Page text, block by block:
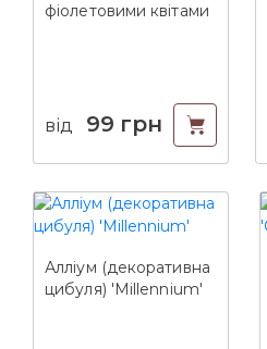
фіолетовими квітами
від 99 грн
Алліум (декоративна
цибуля) 'Millennium'